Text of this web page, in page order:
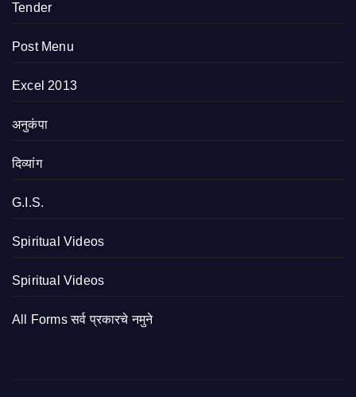
Tender
Post Menu
Excel 2013
अनुकंपा
दिव्यांग
G.I.S.
Spiritual Videos
Spiritual Videos
All Forms सर्व प्रकारचे नमुने